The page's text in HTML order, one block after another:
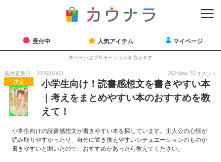
受付中 人気アイテム マイページ
本ページはプロモーションを含みます
最終更新日：2026/04/03 262View 25コメント
決定
小学生向け！読書感想文を書きやすい本
｜考えをまとめやすい本のおすすめを教
えて！
小学生向けの読書感想文が書きやすい本を探しています。主人公の心情が
読み取りやすかったり、自分に置き換えやすいシチュエーションのものが
書きやすいと聞いたので、おすすめがあったら教えてください。